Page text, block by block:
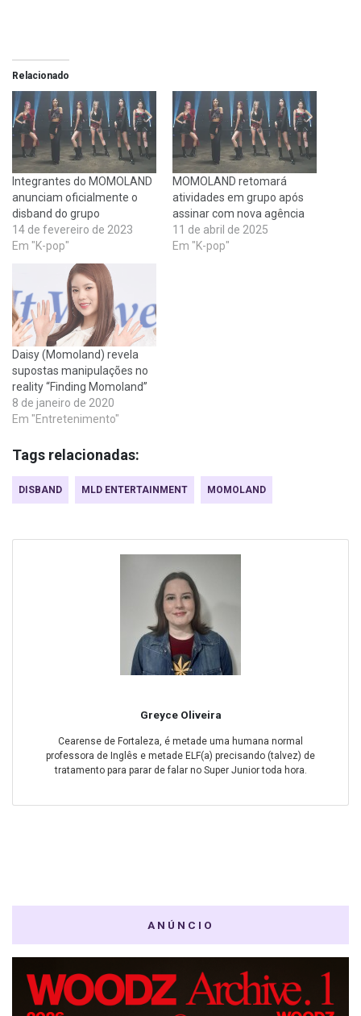
Relacionado
Integrantes do MOMOLAND
anunciam oficialmente o
disband do grupo
14 de fevereiro de 2023
Em "K-pop"
MOMOLAND retomará
atividades em grupo após
assinar com nova agência
11 de abril de 2025
Em "K-pop"
Daisy (Momoland) revela
supostas manipulações no
reality “Finding Momoland”
8 de janeiro de 2020
Em "Entretenimento"
Tags relacionadas:
DISBAND MLD ENTERTAINMENT MOMOLAND
Greyce Oliveira
Cearense de Fortaleza, é metade uma humana normal
professora de Inglês e metade ELF(a) precisando (talvez) de
tratamento para parar de falar no Super Junior toda hora.
ANÚNCIO